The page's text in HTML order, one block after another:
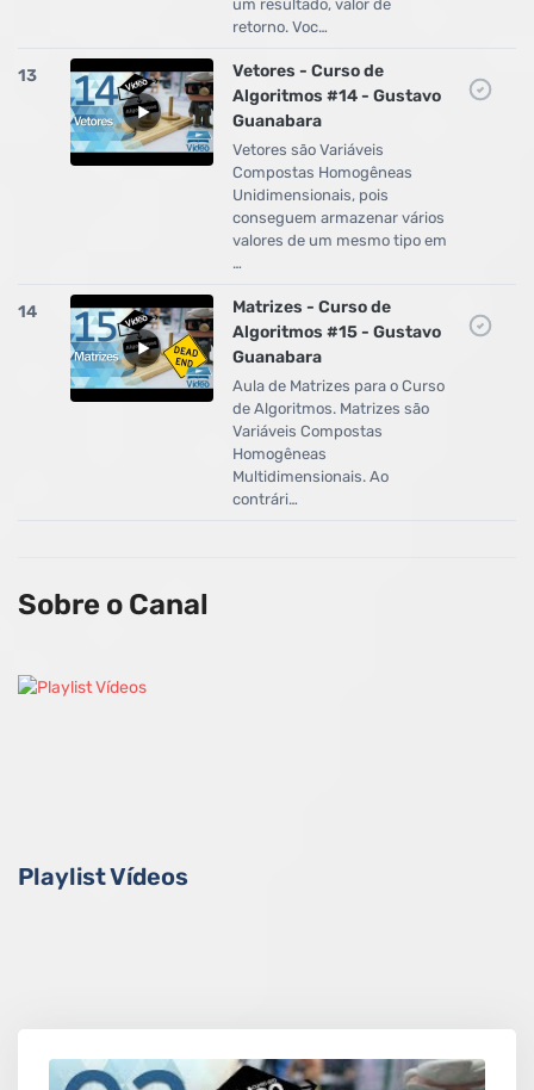
um resultado, valor de
retorno. Voc…
13
Vetores - Curso de
Algoritmos #14 - Gustavo
Guanabara
Vetores são Variáveis
Compostas Homogêneas
Unidimensionais, pois
conseguem armazenar vários
valores de um mesmo tipo em
…
14
Matrizes - Curso de
Algoritmos #15 - Gustavo
Guanabara
Aula de Matrizes para o Curso
de Algoritmos. Matrizes são
Variáveis Compostas
Homogêneas
Multidimensionais. Ao
contrári…
Sobre o Canal
Playlist Vídeos